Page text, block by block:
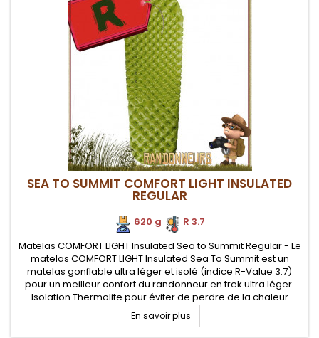
SEA TO SUMMIT COMFORT LIGHT INSULATED
REGULAR
620 g
R 3.7
Matelas COMFORT LIGHT Insulated Sea to Summit Regular - Le
matelas COMFORT LIGHT Insulated Sea To Summit est un
matelas gonflable ultra léger et isolé (indice R-Value 3.7)
pour un meilleur confort du randonneur en trek ultra léger.
Isolation Thermolite pour éviter de perdre de la chaleur
corporelle vers le sol. Pompe Airstream fournie pour assurer
un...
En savoir plus